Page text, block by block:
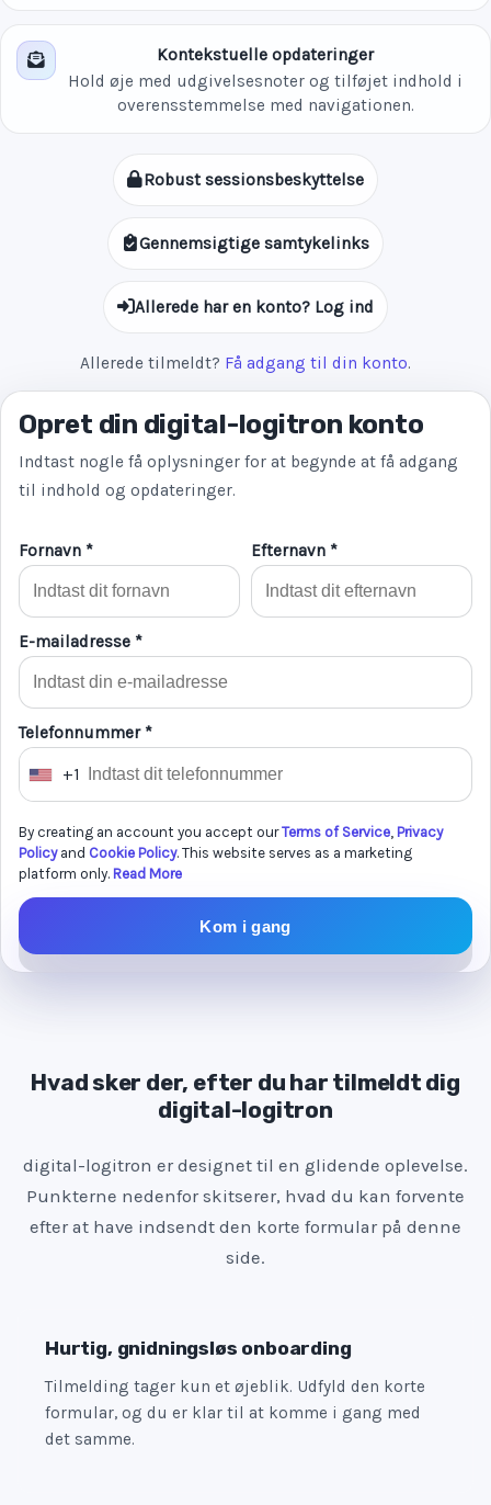
Kontekstuelle opdateringer
Hold øje med udgivelsesnoter og tilføjet indhold i
overensstemmelse med navigationen.
Robust sessionsbeskyttelse
Gennemsigtige samtykelinks
Allerede har en konto? Log ind
Allerede tilmeldt? Få adgang til din konto.
Opret din digital-logitron konto
Indtast nogle få oplysninger for at begynde at få adgang
til indhold og opdateringer.
Fornavn * Efternavn *
E-mailadresse *
Telefonnummer *
U
i
t
e
S
s
+1
By creating an account you accept ourTerms of Service, Privacy
Policyand Cookie Policy. This website serves as a marketing
platform only. Read More
Kom i gang
Hvad sker der, efter du har tilmeldt dig
digital-logitron
digital-logitron er designet til en glidende oplevelse.
Punkterne nedenfor skitserer, hvad du kan forvente
efter at have indsendt den korte formular på denne
side.
Hurtig, gnidningsløs onboarding
Tilmelding tager kun et øjeblik. Udfyld den korte
formular, og du er klar til at komme i gang med
det samme.